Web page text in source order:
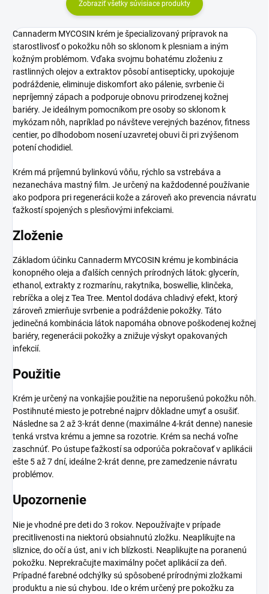
Zobraziť všetky súvisiace produkty
Cannaderm MYCOSIN krém je špecializovaný prípravok na
starostlivosť o pokožku nôh so sklonom k plesniam a iným
kožným problémom. Vďaka svojmu bohatému zloženiu z
rastlinných olejov a extraktov pôsobí antisepticky, upokojuje
podráždenie, eliminuje diskomfort ako pálenie, svrbenie či
nepríjemný zápach a podporuje obnovu prirodzenej kožnej
bariéry. Je ideálnym pomocníkom pre osoby so sklonom k
mykózam nôh, napríklad po návšteve verejných bazénov, fitness
centier, po dlhodobom nosení uzavretej obuvi či pri zvýšenom
potení chodidiel.
Krém má príjemnú bylinkovú vôňu, rýchlo sa vstrebáva a
nezanecháva mastný film. Je určený na každodenné používanie
ako podpora pri regenerácii kože a zároveň ako prevencia návratu
ťažkostí spojených s plesňovými infekciami.
Zloženie
Základom účinku Cannaderm MYCOSIN krému je kombinácia
konopného oleja a ďalších cenných prírodných látok: glycerín,
ethanol, extrakty z rozmarínu, rakytníka, boswellie, klinčeka,
rebríčka a olej z Tea Tree. Mentol dodáva chladivý efekt, ktorý
zároveň zmierňuje svrbenie a podráždenie pokožky. Táto
jedinečná kombinácia látok napomáha obnove poškodenej kožnej
bariéry, regenerácii pokožky a znižuje výskyt opakovaných
infekcií.
Použitie
Krém je určený na vonkajšie použitie na neporušenú pokožku nôh.
Postihnuté miesto je potrebné najprv dôkladne umyť a osušiť.
Následne sa 2 až 3-krát denne (maximálne 4-krát denne) nanesie
tenká vrstva krému a jemne sa rozotrie. Krém sa nechá voľne
zaschnúť. Po ústupe ťažkostí sa odporúča pokračovať v aplikácii
ešte 5 až 7 dní, ideálne 2-krát denne, pre zamedzenie návratu
problémov.
Upozornenie
Nie je vhodné pre deti do 3 rokov. Nepoužívajte v prípade
precitlivenosti na niektorú obsiahnutú zložku. Neaplikujte na
sliznice, do očí a úst, ani v ich blízkosti. Neaplikujte na poranenú
pokožku. Neprekračujte maximálny počet aplikácií za deň.
Prípadné farebné odchýlky sú spôsobené prírodnými zložkami
produktu a nie sú chybou. Ide o krém určený pre pokožku za